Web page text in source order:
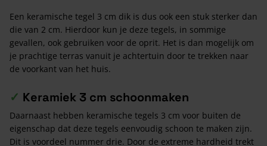
Een keramische tegel 3 cm dik is dus ook een stuk sterker dan
die van 2 cm. Hierdoor kun je deze tegels, in sommige
gevallen, ook gebruiken voor de oprit. Het is dan mogelijk om
je prachtige terras vanuit je achtertuin door te trekken naar
de voorkant van het huis.
✓ Keramiek 3 cm schoonmaken
Daarnaast hebben keramische tegels 3 cm voor buiten de
eigenschap dat deze tegels eenvoudig schoon te maken zijn.
Dit is voordeel nummer drie. Door de extreme hardheid trekt